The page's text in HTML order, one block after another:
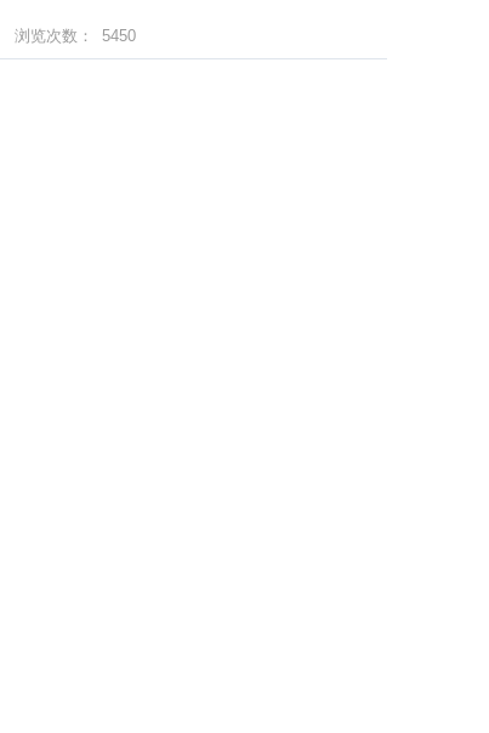
浏览次数： 5450